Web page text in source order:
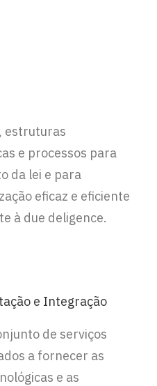
estruturas
e processos para
da lei e para
eficaz e eficiente
à due deligence.
e Integração
de serviços
a fornecer as
e as